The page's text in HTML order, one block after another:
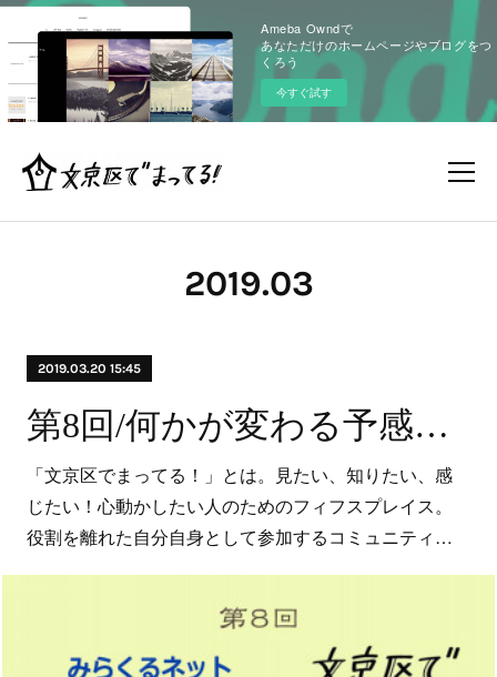
Ameba Owndで
あなただけのホームページやブログをつ
くろう
今すぐ試す
2019.03
2019.03.20 15:45
第8回/何かが変わる予感！？なのか！？編
「文京区でまってる！」とは。見たい、知りたい、感
じたい！心動かしたい人のためのフィフスプレイス。
役割を離れた自分自身として参加するコミュニティ…